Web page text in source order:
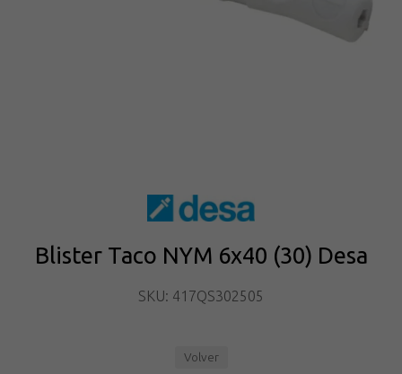
Blister Taco NYM 6x40 (30) Desa
SKU: 417QS302505
Volver